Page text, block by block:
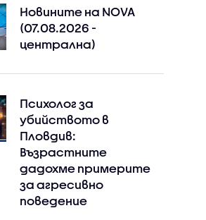
Новините на NOVA
(07.08.2026 -
централна)
Психолог за
убийството в
Пловдив:
Възрастните
дадохме примерите
за агресивно
поведение